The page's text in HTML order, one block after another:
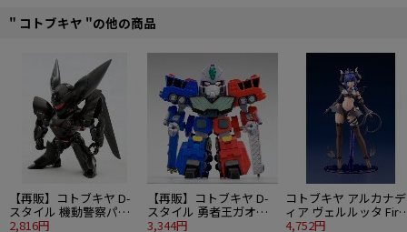
" コトブキヤ "の他の商品
【再販】コトブキヤ D-
スタイル 機動警察パト
レイバー TYPE-J9 グリ
2,816円
【再販】コトブキヤ D-
スタイル 勇者王ガオガ
イガー 超竜神
3,344円
コトブキヤ アルカナデ
ィア ヴェルルッタ
Engage Ver.〈ファース
4,752円